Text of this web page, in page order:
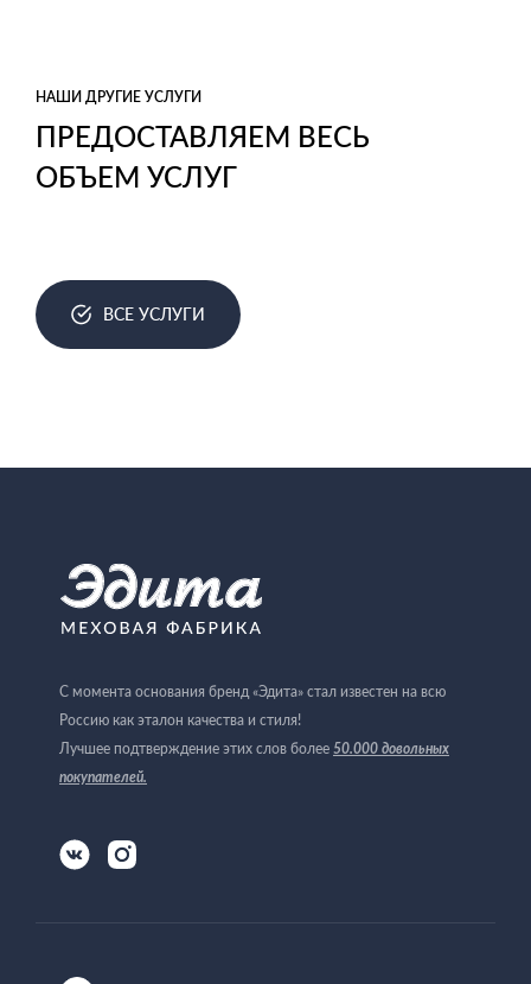
ЧИПИРОВАНИЕ -
ЗАЩИТА ОТ
ПРЕДОСТАВЛЯЕМ ВЕСЬ
ОБЪЕМ УСЛУГ
НАШИ ДРУГИЕ УСЛУГИ
ВСЕ УСЛУГИ
С момента основания бренд «Эдита» стал известен на всю
Россию как эталон качества и стиля!
Лучшее подтверждение этих слов более 50.000 довольных
покупателей.